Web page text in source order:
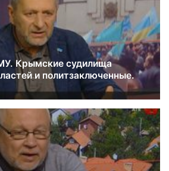
Крымские судилища
и политзаключенные.
23.06.18